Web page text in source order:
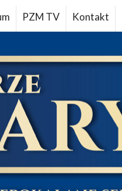
PZM TV Kontakt